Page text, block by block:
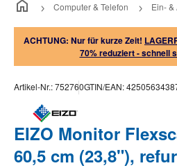
Computer & Telefon Ein-
ACHTUNG: Nur für kurze Zeit!
70% reduziert - schnell
Artikel-Nr.:752760GTIN/EAN:
EIZO Monitor
60,5 cm (23,8"),